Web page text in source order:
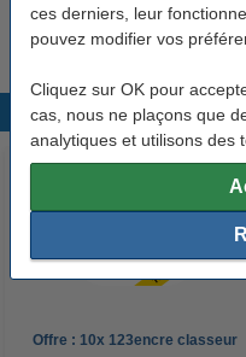
ces derniers, leur
pouvez modifier vos
Cliquez sur OK pour
cas, nous ne plaçons que
analytiques et utilisons des
3,75 €
Offre : 10x 123encre classeur